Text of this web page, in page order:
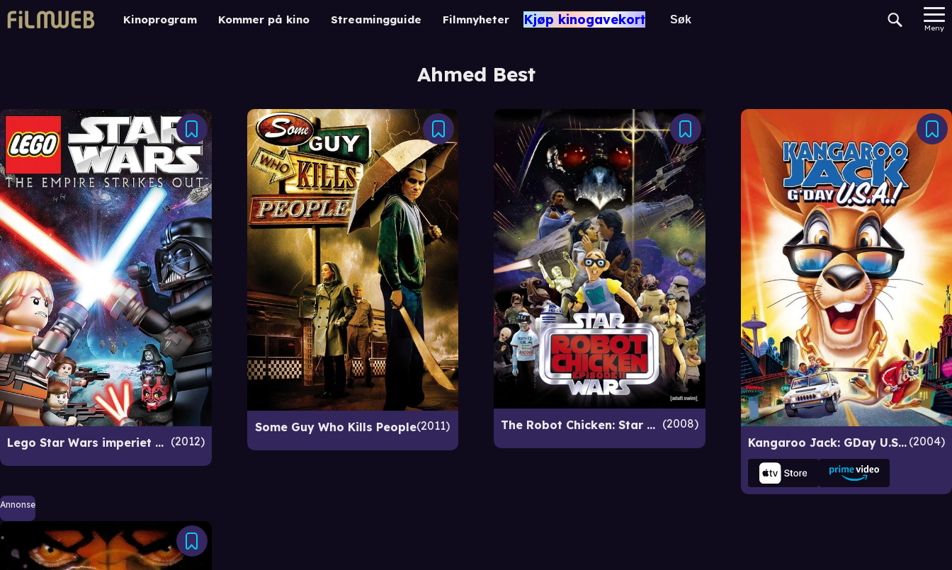
Kinoprogram Kommer på kino Streamingguide Filmnyheter Kjøp kinogavekort
Meny
Ahmed Best
Lego Star Wars imperiet angriper 2012
Some Guy Who Kills People 2011 The Robot Chicken: Star Wars Episode II
2008
Kangaroo Jack: GDay U.S.A! 2004
Annonse